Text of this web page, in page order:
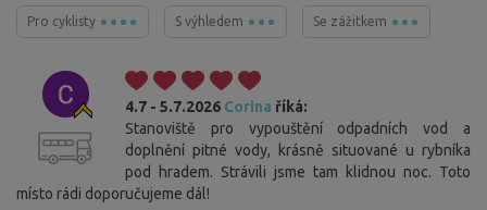
Pro cyklisty S výhledem Se zážitkem
4.7 - 5.7.2026 Corina říká:
Stanoviště pro vypouštění odpadních vod a
doplnění pitné vody, krásně situované u rybníka
pod hradem. Strávili jsme tam klidnou noc. Toto
místo rádi doporučujeme dál!